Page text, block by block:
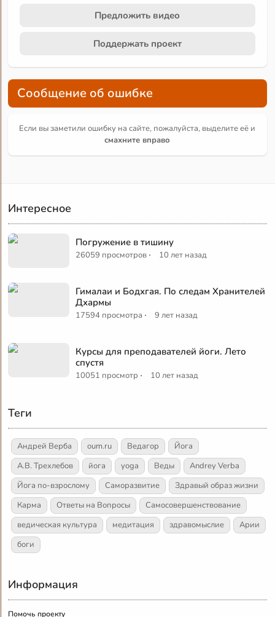
Предложить видео
Поддержать проект
Сообщение об ошибке
Если вы заметили ошибку на сайте, пожалуйста, выделите её и
смахните вправо
Интересное
Погружение в тишину
26059 просмотров · 10 лет назад
Гималаи и Бодхгая. По следам Хранителей
Дхармы
17594 просмотра · 9 лет назад
Курсы для преподавателей йоги. Лето
спустя
10051 просмотр · 10 лет назад
Теги
Андрей Верба oum.ru Ведагор
Йога
А.В. Трехлебов
йога yoga Веды
Andrey Verba
Йога по-взрослому
Саморазвитие
Здравый образ жизни
Карма
Ответы на Вопросы
Самосовершенствование
ведическая культура
медитация здравомыслие
Арии
боги
Информация
Помочь проекту